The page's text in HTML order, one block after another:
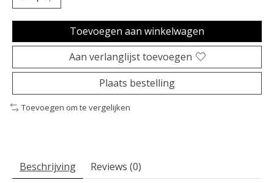
Toevoegen aan winkelwagen
Aan verlanglijst toevoegen
Plaats bestelling
Toevoegen om te vergelijken
Beschrijving Reviews (0)